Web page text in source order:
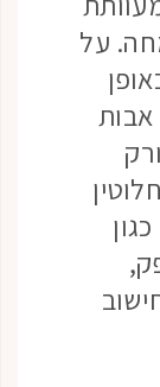
על
פשטני את כלל האנושות ל-12 אבות